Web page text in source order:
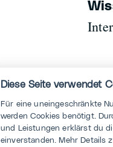
Diese Seite verwendet
Für eine uneingeschränkte
werden Cookies benötigt.
und Leistungen erklärst du
einverstanden. Mehr Details